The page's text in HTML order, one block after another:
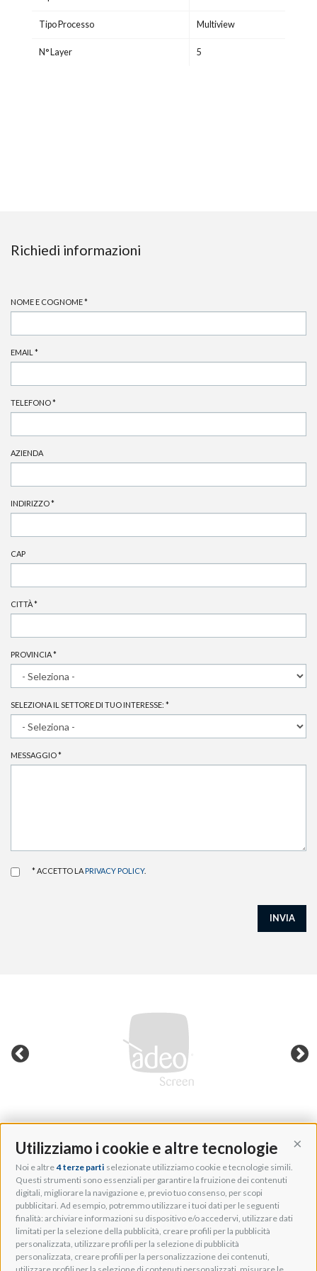
Utilizziamo i cookie e altre tecnologie
Noi e altre 4 terze parti selezionate utilizziamo cookie e tecnologie simili.
Questi strumenti sono essenziali per garantire la fruizione dei contenuti
digitali, migliorare la navigazione e, previo tuo consenso, per scopi
pubblicitari. Ad esempio, potremmo utilizzare i tuoi dati per le seguenti
finalità: archiviare informazioni su dispositivo e/o accedervi, utilizzare dati
limitati per la selezione della pubblicità, creare profili per la pubblicità
personalizzata, utilizzare profili per la selezione di pubblicità
personalizzata, creare profili per la personalizzazione dei contenuti,
Tipo Processo Multiview
N° Layer 5
Richiedi informazioni
NOME E COGNOME*
EMAIL *
TELEFONO*
AZIENDA
INDIRIZZO*
CAP
CITTÀ*
PROVINCIA*
SELEZIONA IL SETTORE DI TUO INTERESSE: *
MESSAGGIO*
* ACCETTO LA PRIVACY POLICY.
INVIA
Adeo Group S.r.l.
Via della Zarga, 50
Lavis, 38015 TN, Italy
Tel: +39 0461 248211
P.IVA: IT01262500224
PEC: pec@pec.adeogroup.it
SDI: T04ZHR3